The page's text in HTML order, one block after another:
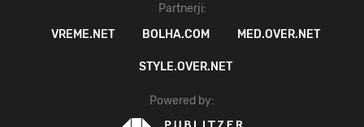
Partnerji:
VREME.NET
BOLHA.COM MED.OVER.NET
STYLE.OVER.NET
Powered by: